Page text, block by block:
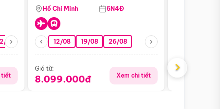
08 26/08 05/09 09/09 12/09
tiết
Động Thiên Đường
Hồ Chí Minh 5N4Đ
12/08 19/08 26/08
Giá từ:
8.099.000đ Xem chi tiết
Giá từ:
›